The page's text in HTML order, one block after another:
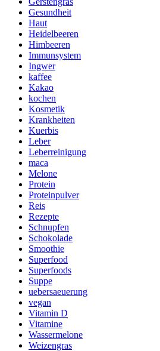
Gesundheit
Haut
Heidelbeeren
Himbeeren
Immunsystem
Ingwer
kaffee
Kakao
kochen
Kosmetik
Krankheiten
Kuerbis
Leber
Leberreinigung
maca
Melone
Protein
Proteinpulver
Reis
Rezepte
Schnupfen
Schokolade
Smoothie
Superfood
Superfoods
Suppe
uebersaeuerung
vegan
Vitamin D
Vitamine
Wassermelone
Weizengras